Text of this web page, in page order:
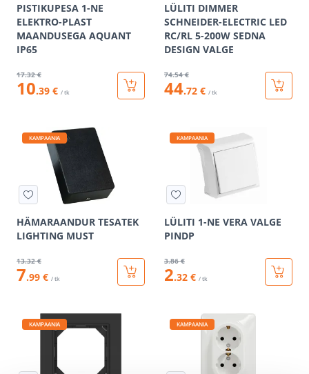
PISTIKUPESA 1-NE
ELEKTRO-PLAST
MAANDUSEGA AQUANT
IP65
17.32 €
10.39 € / tk
LÜLITI DIMMER
SCHNEIDER-ELECTRIC LED
RC/RL 5-200W SEDNA
DESIGN VALGE
74.54 €
44.72 € / tk
KAMPAANIA
HÄMARAANDUR TESATEK
LIGHTING MUST
13.32 €
7.99 € / tk
KAMPAANIA
LÜLITI 1-NE VERA VALGE
PINDP
3.86 €
2.32 € / tk
KAMPAANIA KAMPAANIA